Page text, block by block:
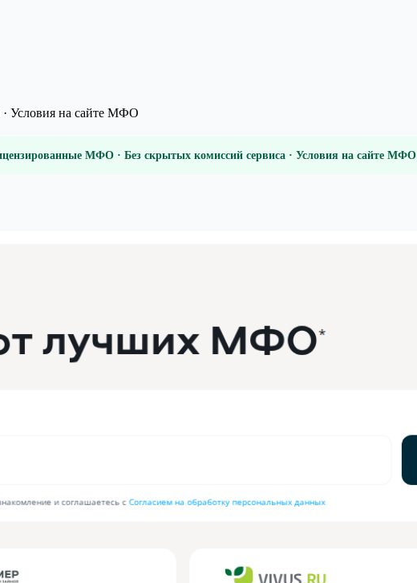
Условия на сайте МФО
МФО · Без скрытых комиссий сервиса · Условия на сайте МФО